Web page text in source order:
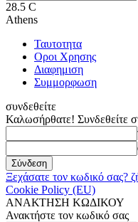
28.5 C
Athens
Ταυτοτητα
Οροι Χρησης
Διαφημιση
Συμμορφωση
συνδεθείτε
Καλωσήρθατε! Συνδεθείτε
Ξεχάσατε τον κωδικό σας?
Cookie Policy (EU)
ΑΝΑΚΤΗΣΗ ΚΩΔΙΚΟΥ
Ανακτήστε τον κωδικό σας